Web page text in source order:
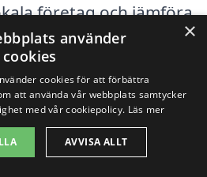
företag och jämföra
beslutprocess
att ge dig en klar
rimligt att betala och
får en kvalitativ
badrum.
×
använder
cookies
cookies för att förbättra
att använda vår webbplats samtycker
med vår cookiepolicy. Läs mer
AVVISA ALLT